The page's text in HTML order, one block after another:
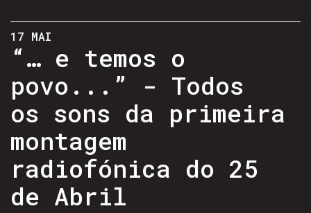
17 MAI
“… e temos o
povo...” - Todos
os sons da primeira
montagem
radiofónica do 25
de Abril